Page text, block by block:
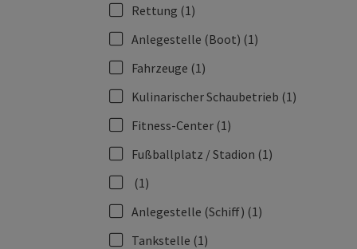
Rettung (1)
Anlegestelle (Boot) (1)
Fahrzeuge (1)
Kulinarischer Schaubetrieb (1)
Fitness-Center (1)
Fußballplatz / Stadion (1)
(1)
Anlegestelle (Schiff) (1)
Tankstelle (1)